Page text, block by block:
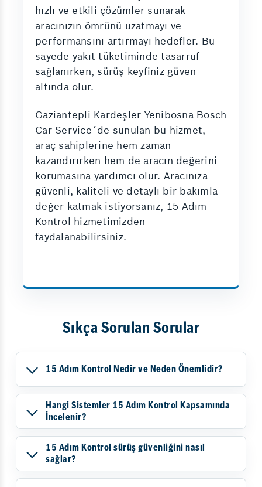
hızlı ve etkili çözümler sunarak
aracınızın ömrünü uzatmayı ve
performansını artırmayı hedefler. Bu
sayede yakıt tüketiminde tasarruf
sağlanırken, sürüş keyfiniz güven
altında olur.
Gaziantepli Kardeşler Yenibosna Bosch
Car Service´de sunulan bu hizmet,
araç sahiplerine hem zaman
kazandırırken hem de aracın değerini
korumasına yardımcı olur. Aracınıza
güvenli, kaliteli ve detaylı bir bakımla
değer katmak istiyorsanız, 15 Adım
Kontrol hizmetimizden
faydalanabilirsiniz.
Sıkça Sorulan Sorular
15 Adım Kontrol Nedir ve Neden Önemlidir?
Hangi Sistemler 15 Adım Kontrol Kapsamında
İncelenir?
15 Adım Kontrol sürüş güvenliğini nasıl
sağlar?